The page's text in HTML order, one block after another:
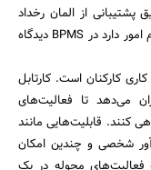
از المان رخداد
مرزی زمانسج (Boundary Event Timer) برای انجام امور دارد در BPMS دیدگاه
کارکنان است. کارتابل
می‌دهد تا فعالیت‌های
کنند. قابلیت‌هایی مانند
شخصی و چندین امکان